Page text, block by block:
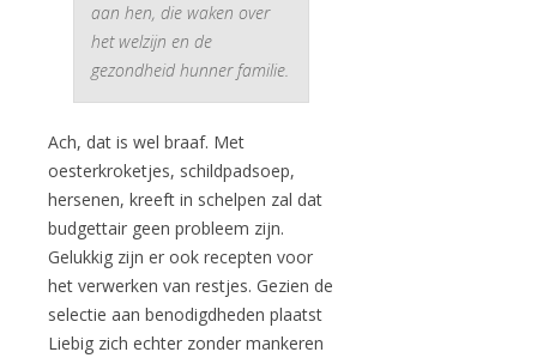
aan hen, die waken over
het welzijn en de
gezondheid hunner familie.
Ach, dat is wel braaf. Met
oesterkroketjes, schildpadsoep,
hersenen, kreeft in schelpen zal dat
budgettair geen probleem zijn.
Gelukkig zijn er ook recepten voor
het verwerken van restjes. Gezien de
selectie aan benodigdheden plaatst
Liebig zich echter zonder mankeren